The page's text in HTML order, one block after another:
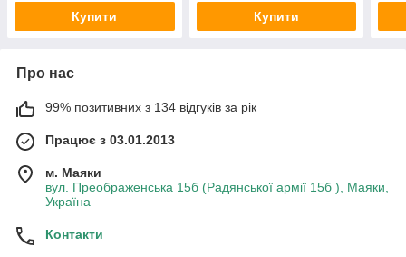
Купити Купити
Про нас
99% позитивних з 134 відгуків за рік
Працює з 03.01.2013
м. Маяки
вул. Преображенська 15б (Радянської армії 15б ), Маяки,
Україна
Контакти